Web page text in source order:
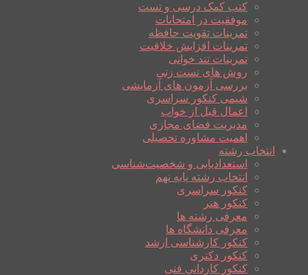
کتب کمک درسی و تست
موفقیت در امتحانات
تمرینات تقویت حافظه
تمرینات افزایش خلاقیت
تمرینات تند خوانی
روش های تست زنی
بررسی آزمون های آزمایشی
شیمی کنکور سراسری
اعمال قبل از خواب
مدیریت فضای مجازی
اهمیت مشاوره تحصیلی
انتخاب رشته
استعدادیابی و شخصیت‌شناسی
انتخاب رشته پایه نهم
کنکور سراسری
کنکور هنر
معرفی رشته ها
معرفی دانشگاه ها
کنکور کارشناسی ارشد
کنکور دکتری
کنکور کاردانی فنی